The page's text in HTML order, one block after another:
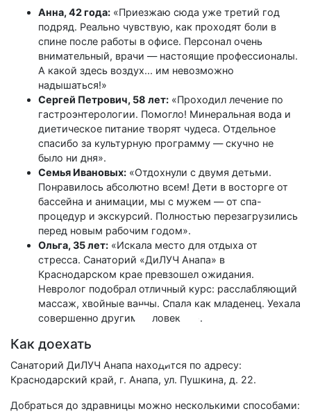
Анна, 42 года: «Приезжаю сюда уже третий год
подряд. Реально чувствую, как проходят боли в
спине после работы в офисе. Персонал очень
внимательный, врачи — настоящие профессионалы.
А какой здесь воздух... им невозможно
надышаться!»
Сергей Петрович, 58 лет: «Проходил лечение по
гастроэнтерологии. Помогло! Минеральная вода и
диетическое питание творят чудеса. Отдельное
спасибо за культурную программу — скучно не
было ни дня».
Семья Ивановых: «Отдохнули с двумя детьми.
Понравилось абсолютно всем! Дети в восторге от
бассейна и анимации, мы с мужем — от спа-
процедур и экскурсий. Полностью перезагрузились
перед новым рабочим годом».
Ольга, 35 лет: «Искала место для отдыха от
стресса. Санаторий «ДиЛУЧ Анапа» в
Краснодарском крае превзошел ожидания.
Невролог подобрал отличный курс: расслабляющий
массаж, хвойные ванны. Спала как младенец. Уехала
совершенно другим человеком».
Как доехать
Санаторий ДиЛУЧ Анапа находится по адресу:
Краснодарский край, г. Анапа, ул. Пушкина, д. 22.
Добраться до здравницы можно несколькими способами: